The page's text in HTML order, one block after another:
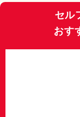
セル
おす